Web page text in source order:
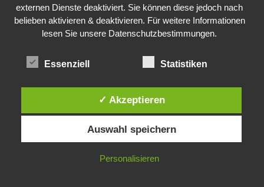
Löst Deutschland heute den Artikel 4 der NATO aus?
Wie Fake-Profile mit Papageien abzocken
Mordfall Weimar- 40 Jahre und kein Ende
Drohne am Leipziger Flughafen- wie sollte die Antwort an Moskau
Joseph Vacher – ein Monstrum in Menschengestalt
Diese Website verwendet Cookies. Durch die weitere Nutzung dieser
Website stimmst du der Verwendung von Cookies zu.
IN ORDNUNG
externen Dienste deaktiviert. Sie können diese jedoch nach
belieben aktivieren & deaktivieren. Für weitere Informationen
lesen Sie unsere Datenschutzbestimmungen.
Essenziell Statistiken
✓ Akzeptieren
Auswahl speichern
Personalisieren